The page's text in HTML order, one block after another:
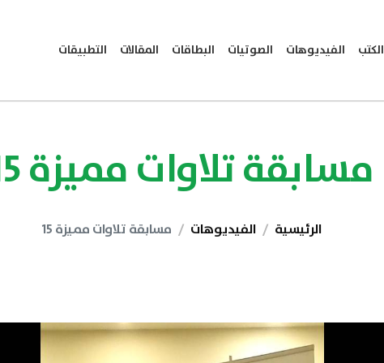
الكتب الفيديوهات الصوتيات البطاقات المقالات التطبيقات
مسابقة تلاوات مميزة 15
الرئيسية الفيديوهات مسابقة تلاوات مميزة 15